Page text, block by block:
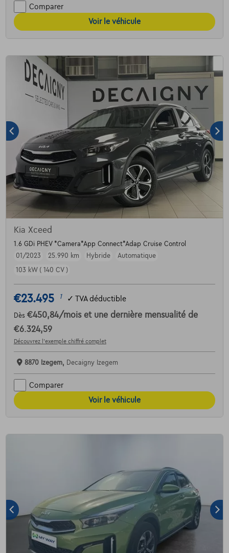
Comparer
Voir le véhicule
Kia Xceed
1.6 GDi PHEV *Camera*App Connect*Adap Cruise Control
01/2023
25.990 km Hybride
Automatique
103 kW ( 140 CV )
€23.495 1 ✓ TVA déductible
Dès €450,84/mois et une dernière mensualité de
€6.324,59
Découvrez l’exemple chiffré complet
8870 Izegem, Decaigny Izegem
Comparer
Voir le véhicule